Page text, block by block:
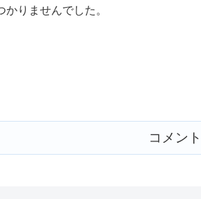
かりませんでした。
コメン